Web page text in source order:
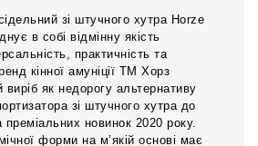
зі штучного хутра Horze
в собі відмінну якість
практичність та
кінної амуніції ТМ Хорз
виріб як недорогу альтернативу
зі штучного хутра до
преміальних новинок 2020 року.
форми на м’якій основі має